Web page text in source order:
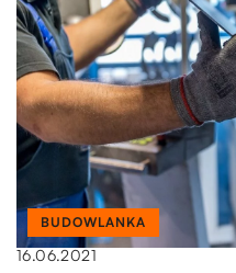
BUDOWLANKA
16.06.2021